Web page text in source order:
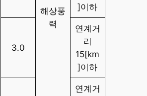
해상풍
력
]이하
3.0
연계거
리
15[km
]이하
연계거